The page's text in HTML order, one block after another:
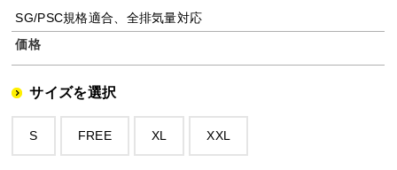
SG/PSC規格適合、全排気量対応
価格
サイズを選択
S FREE XL XXL